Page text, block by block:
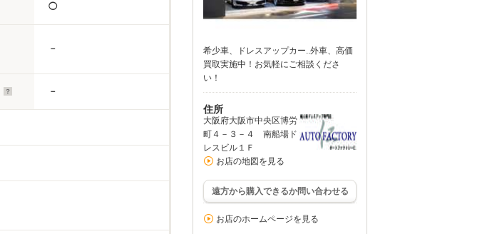
◯
－
－
希少車、ドレスアップカー..外車、高価
買取実施中！お気軽にご相談くださ
い！
住所
大阪府大阪市中央区博労
町４－３－４ 南船場ド
レスビル１Ｆ
お店の地図を見る
遠方から購入できるか問い合わせる
お店のホームページを見る